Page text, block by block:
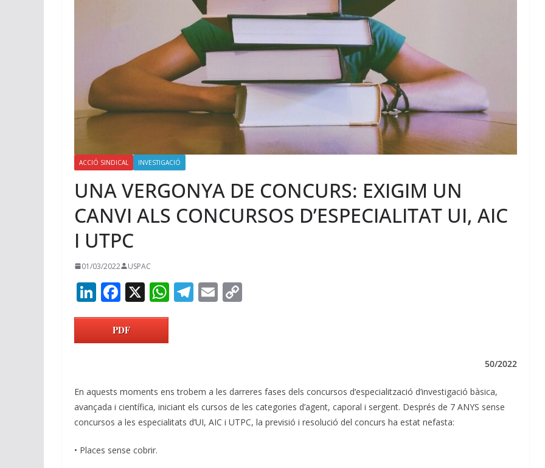
ACCIÓ SINDICAL INVESTIGACIÓ
UNA VERGONYA DE CONCURS: EXIGIM UN
CANVI ALS CONCURSOS D’ESPECIALITAT UI, AIC
I UTPC
01/03/2022 USPAC
Li
n
k
e
n
F
ac
e
b
o
k
X W
p
p
T
m
E
n
k
PDF
50/2022
En aquests moments ens trobem a les darreres fases dels concursos d’especialització d’investigació bàsica,
avançada i científica, iniciant els cursos de les categories d’agent, caporal i sergent. Després de 7 ANYS sense
concursos a les especialitats d’UI, AIC i UTPC, la previsió i resolució del concurs ha estat nefasta:
• Places sense cobrir.